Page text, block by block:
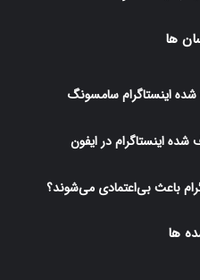
ها
باعث بی‌اعتمادی می‌شوند؟
ها